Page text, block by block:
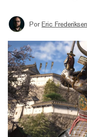
Por Eric Frederiksen